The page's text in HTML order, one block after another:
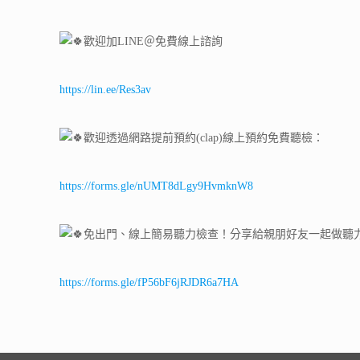
歡迎加LINE＠免費線上諮詢
https://lin.ee/Res3av
歡迎透過網路提前預約(clap)線上預約免費聽檢：
https://forms.gle/nUMT8dLgy9HvmknW8
免出門、線上簡易聽力檢查！分享給親朋好友一起做聽
https://forms.gle/fP56bF6jRJDR6a7HA